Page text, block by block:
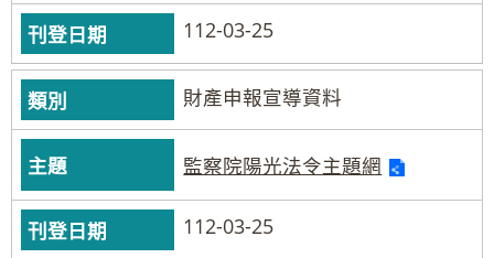
112-03-25
財產申報宣導資料
監察院陽光法令主題網
112-03-25